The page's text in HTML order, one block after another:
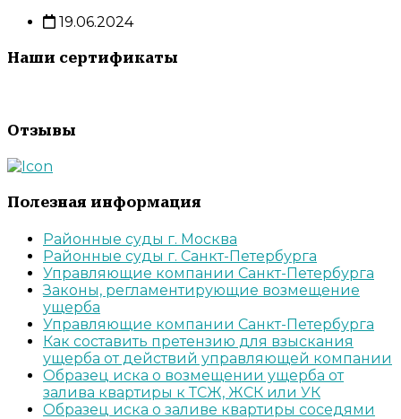
19.06.2024
Наши сертификаты
Отзывы
Полезная информация
Районные суды г. Москва
Районные суды г. Санкт-Петербурга
Управляющие компании Санкт-Петербурга
Законы, регламентирующие возмещение
ущерба
Управляющие компании Санкт-Петербурга
Как составить претензию для взыскания
ущерба от действий управляющей компании
Образец иска о возмещении ущерба от
залива квартиры к ТСЖ, ЖСК или УК
Образец иска о заливе квартиры соседями